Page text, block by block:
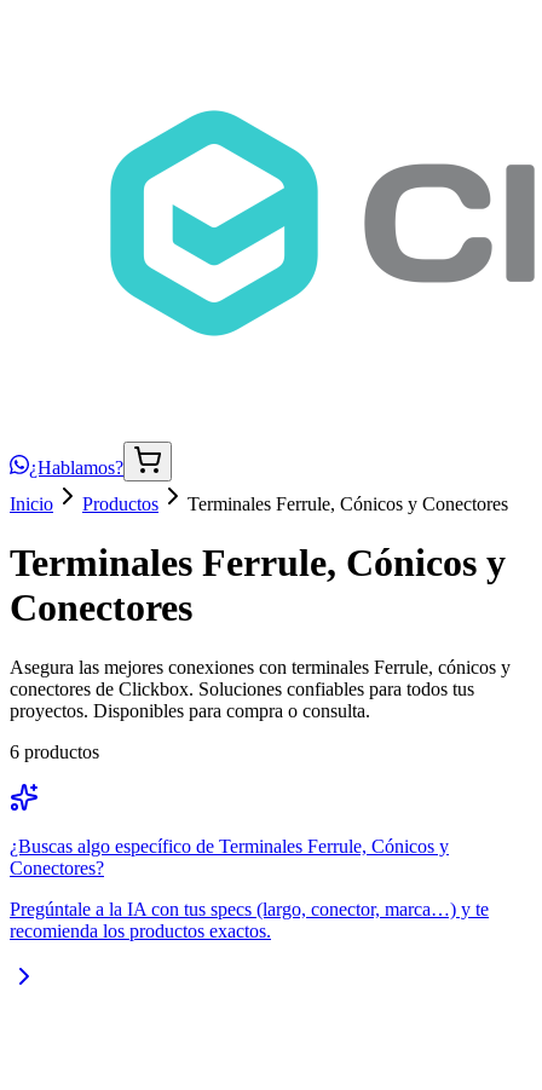
¿Hablamos?
Inicio
Productos Terminales Ferrule, Cónicos y Conectores
Terminales Ferrule, Cónicos y
Conectores
Asegura las mejores conexiones con terminales Ferrule, cónicos y
conectores de Clickbox. Soluciones confiables para todos tus
proyectos. Disponibles para compra o consulta.
6 productos
¿Buscas algo específico de Terminales Ferrule, Cónicos y
Conectores?
Pregúntale a la IA con tus specs (largo, conector, marca…) y te
recomienda los productos exactos.